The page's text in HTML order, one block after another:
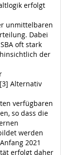
erfolgt
unmittelbaren
Dabei
oft stark
der
Alternativ
verfügbaren
so dass die
werden
2021
erfolgt daher